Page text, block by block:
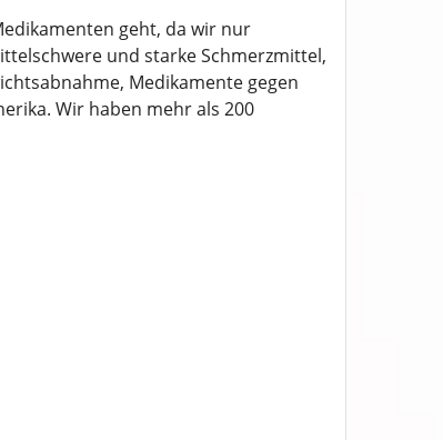
geht, da wir nur
und starke Schmerzmittel,
Medikamente gegen
Wir haben mehr als 200